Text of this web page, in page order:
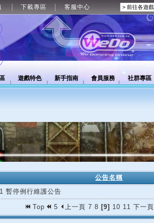
下載專區 客服中心
遊戲特色 新手指南 會員服務 社群專區
公告名稱
暫停例行維護公告
Top 5 上一頁 7 8 [9] 10 11 下一頁